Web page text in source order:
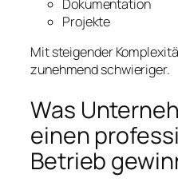
Dokumentation
Projekte
Mit steigender
zunehmend schwieriger.
Was
einen
Betrieb